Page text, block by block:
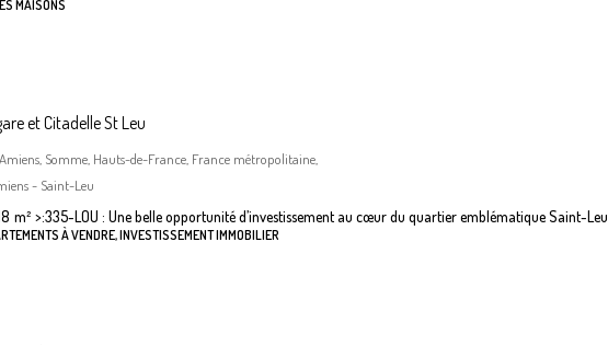
MAISONS
et Citadelle St Leu
Somme, Hauts-de-France, France métropolitaine,
- Saint-Leu
m² >:335-LOU : Une belle opportunité d’investissement au cœur du quartier emblématique Saint-Leu.
À VENDRE, INVESTISSEMENT IMMOBILIER